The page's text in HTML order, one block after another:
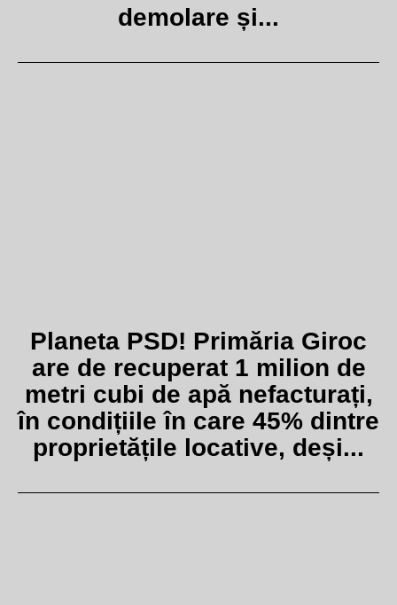
demolare și...
Planeta PSD! Primăria Giroc
are de recuperat 1 milion de
metri cubi de apă nefacturați,
în condițiile în care 45% dintre
proprietățile locative, deși...